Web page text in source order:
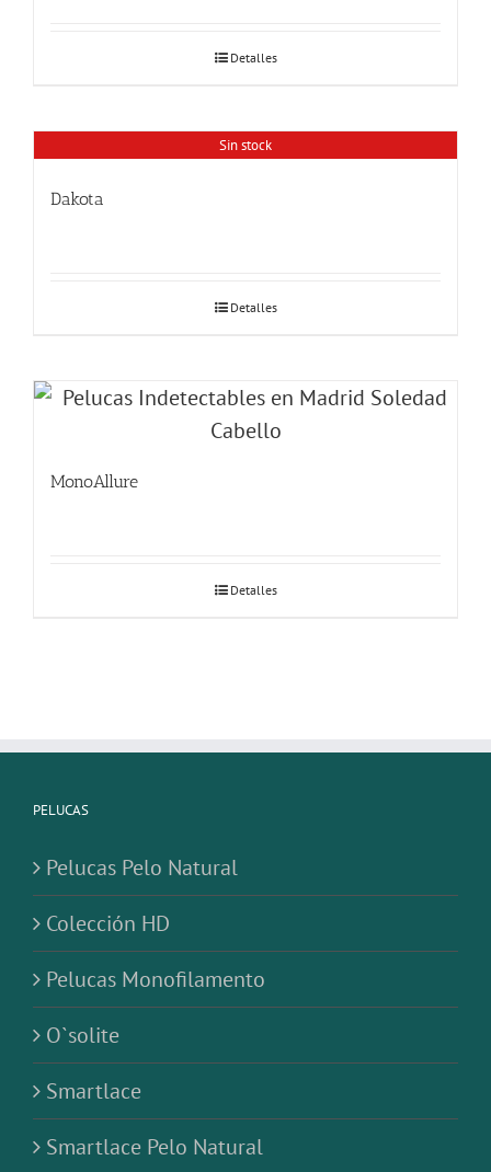
Detalles
Sin stock
Dakota
Detalles
MonoAllure
Detalles
PELUCAS
Pelucas Pelo Natural
Colección HD
Pelucas Monofilamento
O`solite
Smartlace
Smartlace Pelo Natural